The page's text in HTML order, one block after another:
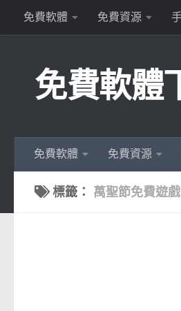
Skip to content
免費軟體 免費資源
免費軟體
免費軟體 免費資源
標籤： 萬聖節免費遊戲